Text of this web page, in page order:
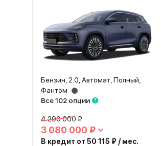
Бензин, 2.0, Автомат, Полный,
Фантом
Все 102 опции
4 290 000 ₽
3 080 000 ₽
В кредит от 50 115 ₽ / мес.